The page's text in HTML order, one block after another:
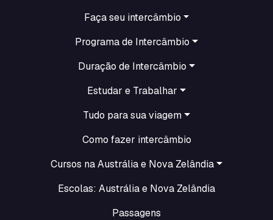
Faça seu intercâmbio
Programa de Intercâmbio
Duração de Intercâmbio
Estudar e Trabalhar
Tudo para sua viagem
Como fazer intercâmbio
Cursos na Austrália e Nova Zelândia
Escolas: Austrália e Nova Zelândia
Passagens